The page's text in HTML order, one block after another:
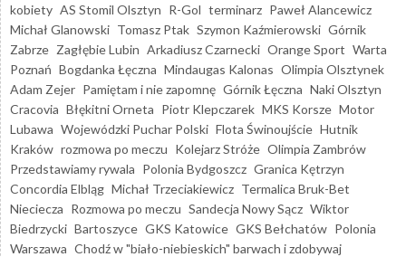
kobiety AS Stomil Olsztyn R-Gol terminarz Paweł Alancewicz
Michał Glanowski Tomasz Ptak Szymon Kaźmierowski Górnik
Zabrze Zagłębie Lubin Arkadiusz Czarnecki Orange Sport Warta
Poznań Bogdanka Łęczna Mindaugas Kalonas Olimpia Olsztynek
Adam Zejer Pamiętam i nie zapomnę Górnik Łęczna Naki Olsztyn
Cracovia Błękitni Orneta Piotr Klepczarek MKS Korsze Motor
Lubawa Wojewódzki Puchar Polski Flota Świnoujście Hutnik
Kraków rozmowa po meczu Kolejarz Stróże Olimpia Zambrów
Przedstawiamy rywala Polonia Bydgoszcz Granica Kętrzyn
Concordia Elbląg Michał Trzeciakiewicz Termalica Bruk-Bet
Nieciecza Rozmowa po meczu Sandecja Nowy Sącz Wiktor
Biedrzycki Bartoszyce GKS Katowice GKS Bełchatów Polonia
Warszawa Chodź w "biało-niebieskich" barwach i zdobywaj